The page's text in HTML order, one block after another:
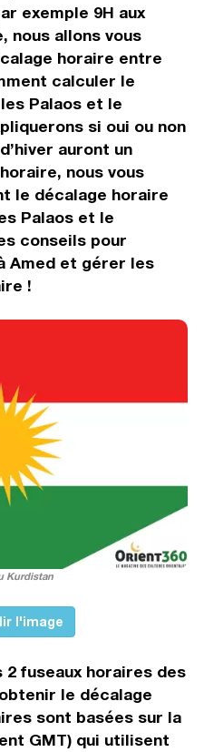
exemple 9H aux
nous allons vous
horaire entre
calculer le
Palaos et le
si oui ou non
auront un
nous vous
le décalage horaire
Palaos et le
conseils pour
Amed et gérer les
!
Kurdistan
l'image
fuseaux horaires des
le décalage
sont basées sur la
GMT) qui utilisent